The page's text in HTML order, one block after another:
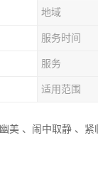
地域
服务时间
服务
适用范围
、闹中取静 、紧